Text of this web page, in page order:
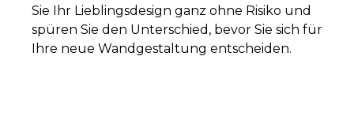
Sie Ihr Lieblingsdesign ganz ohne Risiko und
spüren Sie den Unterschied, bevor Sie sich für
Ihre neue Wandgestaltung entscheiden.